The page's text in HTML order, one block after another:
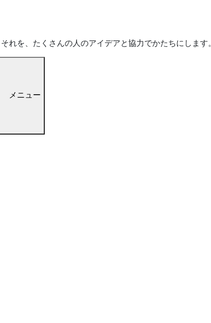
を、たくさんの人のアイデアと協力でかたちにします。
メニュー